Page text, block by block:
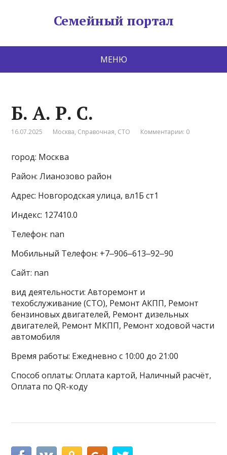
Семейный портал
МЕНЮ
Б. А. Р. С.
16.07.2025 Москва, Справочная, СТО Комментарии: 0
город: Москва
Район: Лианозово район
Адрес: Новгородская улица, вл1Б ст1
Индекс: 127410.0
Телефон: nan
Мобильный Телефон: +7‒906‒613‒92‒90
Сайт: nan
вид деятельности: Авторемонт и
техобслуживание (СТО), Ремонт АКПП, Ремонт
бензиновых двигателей, Ремонт дизельных
двигателей, Ремонт МКПП, Ремонт ходовой части
автомобиля
Время работы: Ежедневно с 10:00 до 21:00
Способ оплаты: Оплата картой, Наличный расчёт,
Оплата по QR-коду